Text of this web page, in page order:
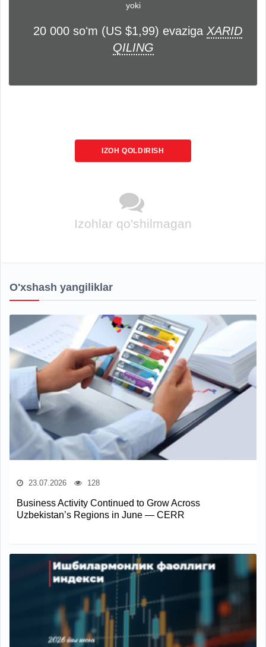
yoki
20 000 soʻm (US $1,99) evaziga XARID
QILING
IZOH QOLDIRISH
Izohlar qo'shilmagan
O'xshash yangiliklar
23.07.2026 128
Business Activity Continued to Grow Across
Uzbekistan’s Regions in June — CERR